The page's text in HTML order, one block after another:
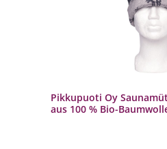
Pikkupuoti Oy
aus 100 % Bio-